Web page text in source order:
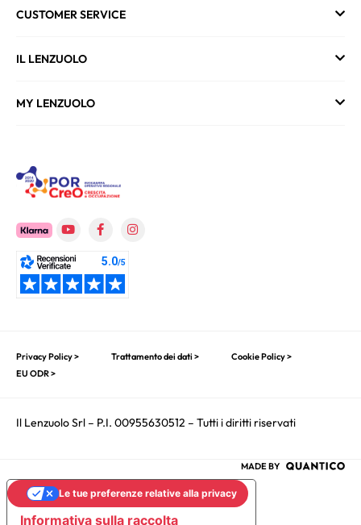
CUSTOMER SERVICE
IL LENZUOLO
MY LENZUOLO
Privacy Policy > Trattamento dei dati >
Cookie Policy >
EU ODR >
Il Lenzuolo Srl – P.I. 00955630512 – Tutti i diritti riservati
MADE BY
Informativa sulla raccolta
Le tue preferenze relative alla privacy